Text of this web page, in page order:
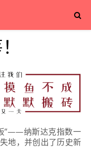
”——纳斯达克指数一
地，并创出了历史新